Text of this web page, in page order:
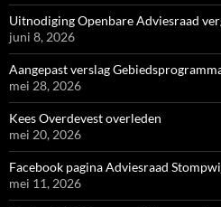
Uitnodiging Openbare Adviesraad
juni 8, 2026
Aangepast verslag
mei 28, 2026
Kees Overdevest overleden
mei 20, 2026
Facebook pagina Adviesraad
mei 11, 2026